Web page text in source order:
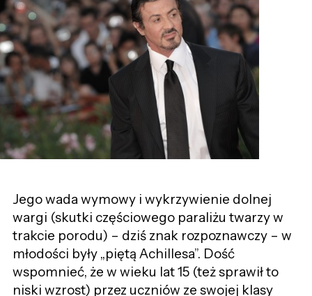
Jego wada wymowy i wykrzywienie dolnej
wargi (skutki częściowego paraliżu twarzy w
trakcie porodu) – dziś znak rozpoznawczy – w
młodości były „piętą Achillesa”. Dość
wspomnieć, że w wieku lat 15 (też sprawił to
niski wzrost) przez uczniów ze swojej klasy